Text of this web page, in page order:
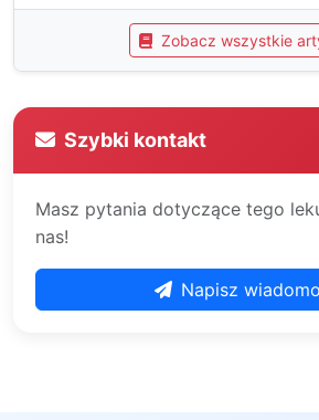
Zobacz wszystkie
Szybki kontakt
Masz pytania dotyczące tego
nas!
Napisz